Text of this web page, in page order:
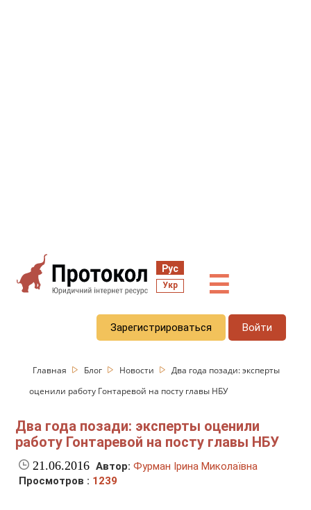
Рус
Укр ☰
Зарегистрироваться Войти
Главная Блог Новости
Два года позади: эксперты
оценили работу Гонтаревой на посту главы НБУ
Два года позади: эксперты оценили
работу Гонтаревой на посту главы НБУ
21.06.2016 Автор: Фурман Ірина Миколаївна
Просмотров : 1239